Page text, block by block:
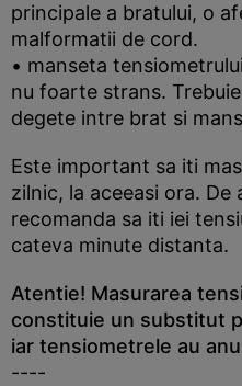
principale a bratului, o
malformatii de cord.
• manseta
nu foarte strans.
degete intre brat si
Este important sa iti
zilnic, la aceeasi ora. De
recomanda sa iti iei
cateva minute distanta.
Atentie! Masurarea
constituie un substitut
iar tensiometrele au
----